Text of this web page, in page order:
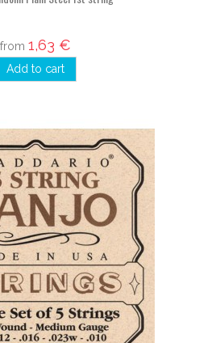
from 1,63 €
Add to cart